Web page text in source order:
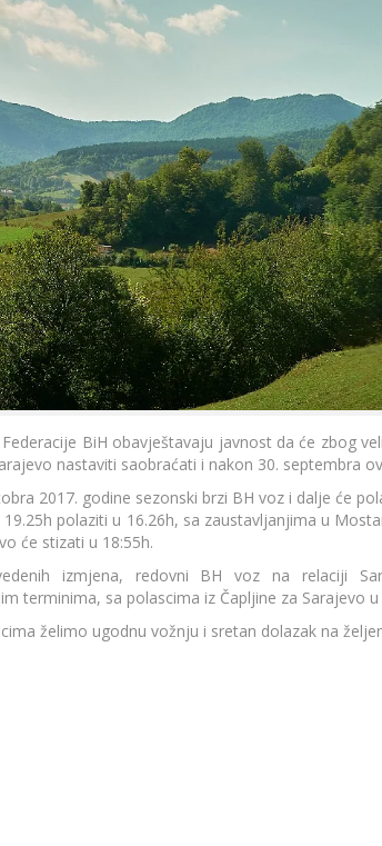
BiH obavještavaju javnost da će zbog
nastaviti saobraćati i nakon 30. septembra
2017. godine sezonski brzi BH voz i dalje će
polaziti u 16.26h, sa zaustavljanjima u
će stizati u 18:55h.
izmjena, redovni BH voz na relaciji
terminima, sa polascima iz Čapljine za Sarajevo
želimo ugodnu vožnju i sretan dolazak na